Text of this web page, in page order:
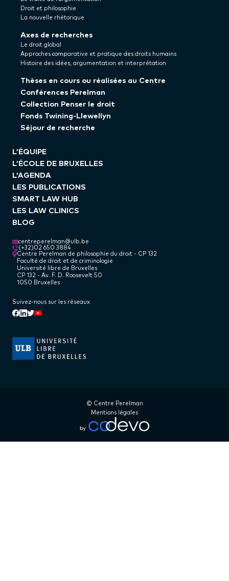
Droit et philosophie
La nouvelle rhétorique
Axes de recherches
Le droit global
Approches comparative et pratique des droits humains
Histoire des idées, argumentation et interprétation
Thèses en cours ou réalisées au Centre
Conférences Perelman
Collection Penser le droit
Fonds Twining-Llewellyn
Séjour de recherche
L’ÉQUIPE
L’ÉCOLE DE BRUXELLES
L’AGENDA
LES PUBLICATIONS
SMART LAW HUB
LES LAW CLINICS
BLOG
centreperelman@ulb.be
(+32)02 650 3884
Centre Perelman de philosophie du droit - CP 132
Faculté de droit et de criminologie
Université libre de Bruxelles
CP 132 - Av. F. D. Roosevelt 50
1050 Bruxelles
Suivez-nous sur les réseaux
Facebook
Linkedin
Twitter
Youtube
© Centre Perelman
Mentions légales
Logo codevo